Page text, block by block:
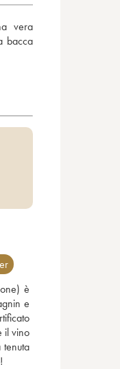
vera
bacca
è
e
il vino